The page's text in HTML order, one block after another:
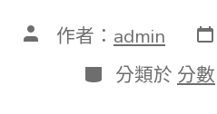
文 作者： admin 發
表
日
期
分
類
分類於 分數